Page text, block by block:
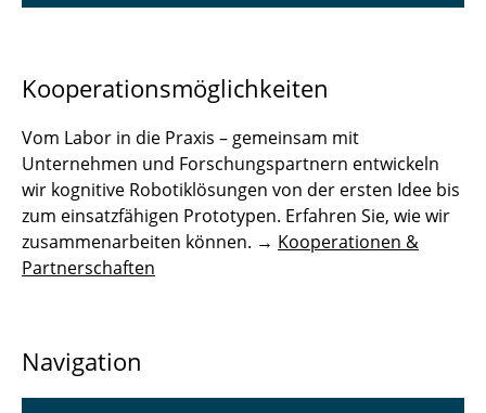
Kooperationsmöglichkeiten
Vom Labor in die Praxis – gemeinsam mit
Unternehmen und Forschungspartnern entwickeln
wir kognitive Robotiklösungen von der ersten Idee bis
zum einsatzfähigen Prototypen. Erfahren Sie, wie wir
zusammenarbeiten können. → Kooperationen &
Partnerschaften
Navigation